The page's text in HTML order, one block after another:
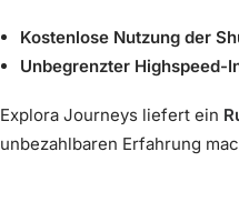
Kostenlose Nutzung der
Unbegrenzter Highspeed-
Explora Journeys liefert ein
unbezahlbaren Erfahrung